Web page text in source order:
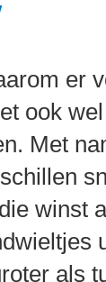
er
ook
Met
winst
als